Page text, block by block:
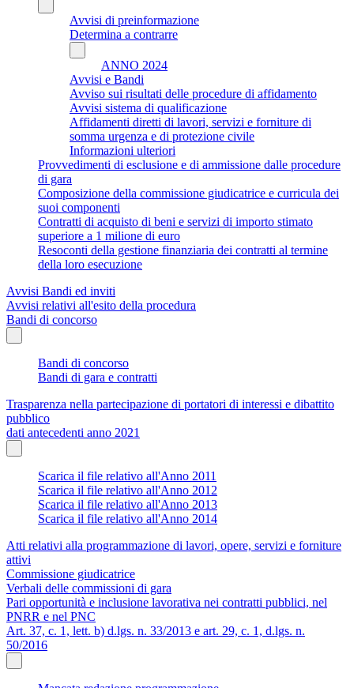
Avvisi di preinformazione
Determina a contrarre
ANNO 2024
Avvisi e Bandi
Avviso sui risultati delle procedure di affidamento
Avvisi sistema di qualificazione
Affidamenti diretti di lavori, servizi e forniture di
somma urgenza e di protezione civile
Informazioni ulteriori
Provvedimenti di esclusione e di ammissione dalle procedure
di gara
Composizione della commissione giudicatrice e curricula dei
suoi componenti
Contratti di acquisto di beni e servizi di importo stimato
superiore a 1 milione di euro
Resoconti della gestione finanziaria dei contratti al termine
della loro esecuzione
Avvisi Bandi ed inviti
Avvisi relativi all'esito della procedura
Bandi di concorso
Bandi di concorso
Bandi di gara e contratti
Trasparenza nella partecipazione di portatori di interessi e dibattito
pubblico
dati antecedenti anno 2021
Scarica il file relativo all'Anno 2011
Scarica il file relativo all'Anno 2012
Scarica il file relativo all'Anno 2013
Scarica il file relativo all'Anno 2014
Atti relativi alla programmazione di lavori, opere, servizi e forniture
attivi
Commissione giudicatrice
Verbali delle commissioni di gara
Pari opportunità e inclusione lavorativa nei contratti pubblici, nel
PNRR e nel PNC
Art. 37, c. 1, lett. b) d.lgs. n. 33/2013 e art. 29, c. 1, d.lgs. n.
50/2016